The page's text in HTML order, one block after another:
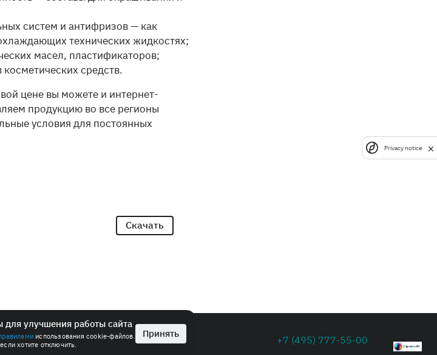
систем и антифризов — как
технических жидкостях;
масел, пластификаторов;
средств.
цене вы можете и интернет-
продукцию во все регионы
условия для постоянных
Скачать
Пользовательское соглашение +7 (495) 777-55-00
улучшения работы сайта
использования cookie-файлов.
хотите отключить.
Принять
Privacy notice